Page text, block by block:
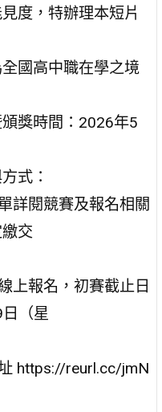
度，特辦理本短片
國高中職在學之境
獎時間：2026年5
式：
詳閱競賽及報名相關
交
上報名，初賽截止日
（星
https://reurl.cc/jmN